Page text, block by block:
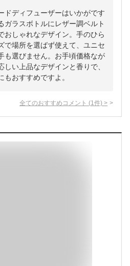
ドディフューザーはいかがです
ガラスボトルにレザー調ベルト
おしゃれなデザイン。手のひら
で場所を選ばず使えて、ユニセ
も選びません。お手頃価格なが
しい上品なデザインと香りで、
おすすめですよ。
全てのおすすめコメント (1 件) >